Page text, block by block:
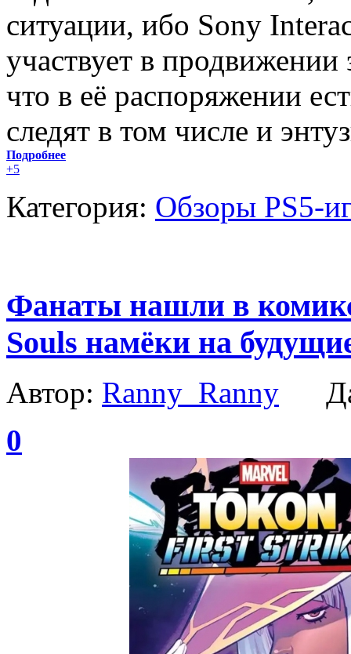
ситуации, ибо Sony
участвует в продвижении
что в её распоряжении
следят в том числе и
Подробнее
+5
Категория: Обзоры PS5-
Фанаты нашли в
Souls намёки на
Автор: Ranny_Ranny
0